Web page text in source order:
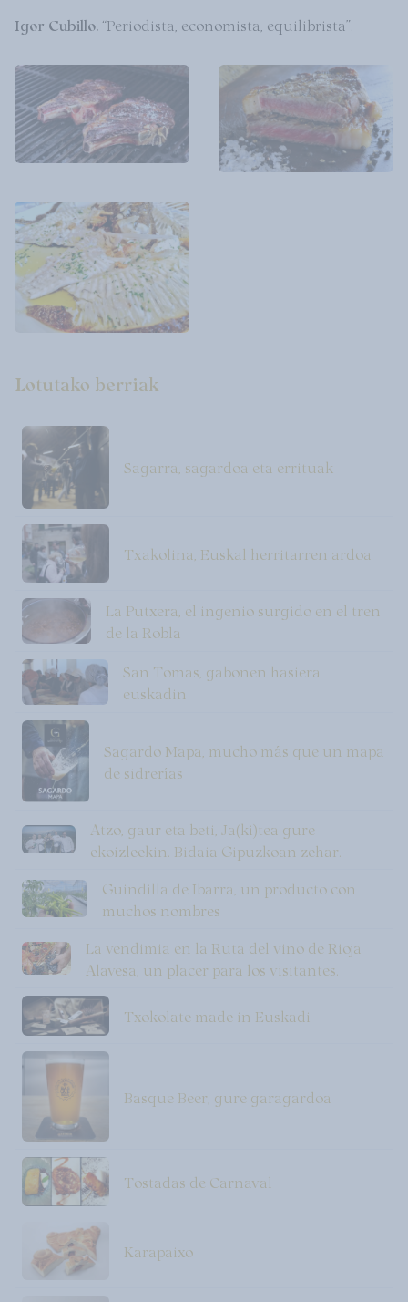
Igor Cubillo. “Periodista, economista, equilibrista”.
Lotutako berriak
Sagarra, sagardoa eta errituak
Txakolina, Euskal herritarren ardoa
La Putxera, el ingenio surgido en el tren
de la Robla
San Tomas, gabonen hasiera
euskadin
Sagardo Mapa, mucho más que un mapa
de sidrerías
Atzo, gaur eta beti, Ja(ki)tea gure
ekoizleekin. Bidaia Gipuzkoan zehar.
Guindilla de Ibarra, un producto con
muchos nombres
La vendimia en la Ruta del vino de Rioja
Alavesa, un placer para los visitantes.
Txokolate made in Euskadi
Basque Beer, gure garagardoa
Tostadas de Carnaval
Karapaixo